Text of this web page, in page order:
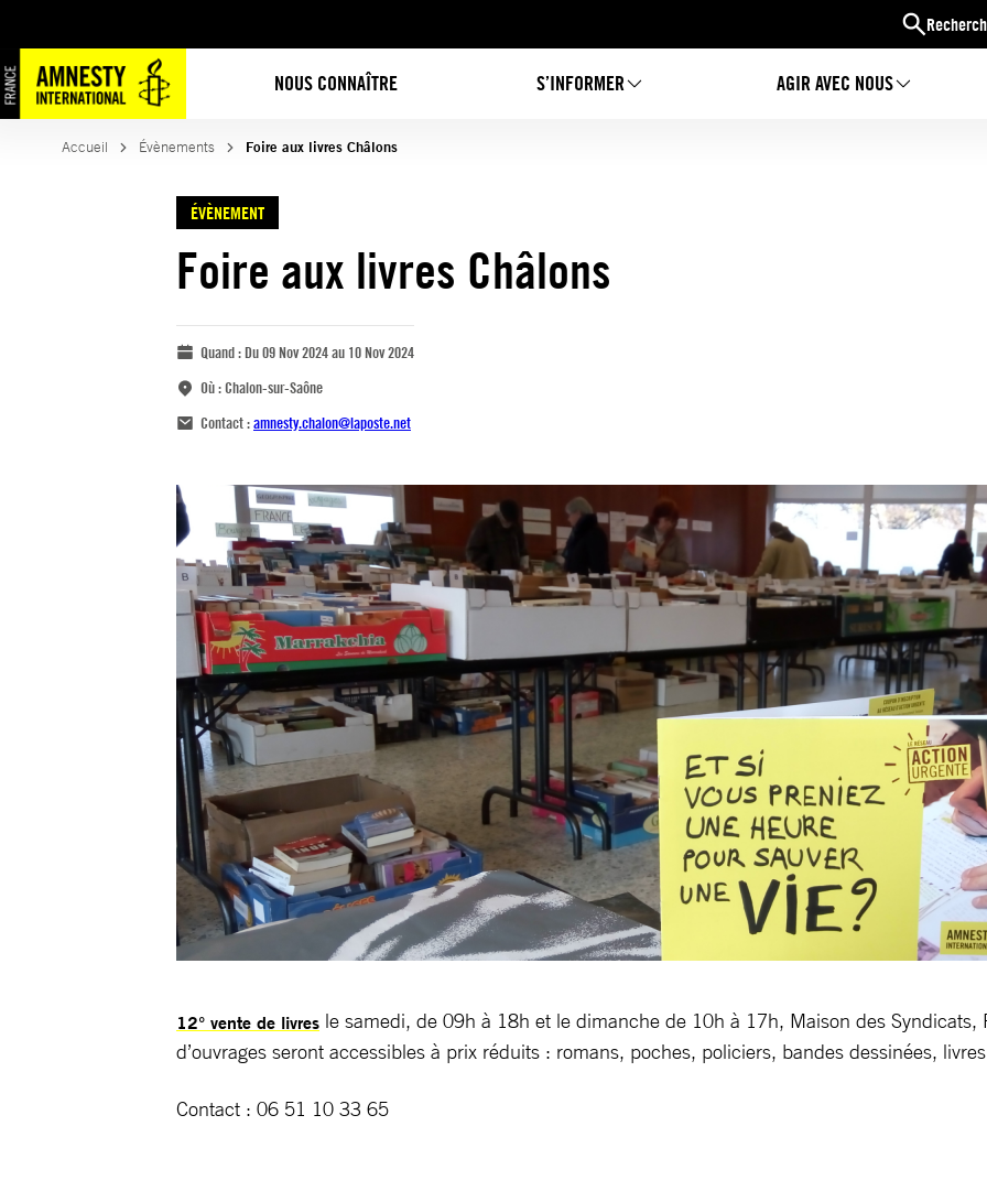
NOUS CONNAÎTRE S’INFORMER AGIR AVEC NOUS
Accueil Évènements Foire aux livres Châlons
ÉVÈNEMENT
Foire aux livres Châlons
Quand :Du 09 Nov 2024 au 10 Nov 2024
Où :Chalon-sur-Saône
Contact :amnesty.chalon@laposte.net
12° vente de livres le samedi, de 09h à 18h et le dimanche de 10h à 17h, Maison des Syndicats,
d’ouvrages seront accessibles à prix réduits : romans, poches, policiers, bandes dessinées,
Contact : 06 51 10 33 65